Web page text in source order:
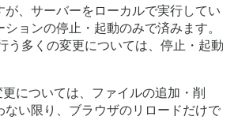
が、サーバーをローカルで実行してい
ョンの停止・起動のみで済みます。
う多くの変更については、停止・起動
更については、ファイルの追加・削
ない限り、ブラウザのリロードだけで